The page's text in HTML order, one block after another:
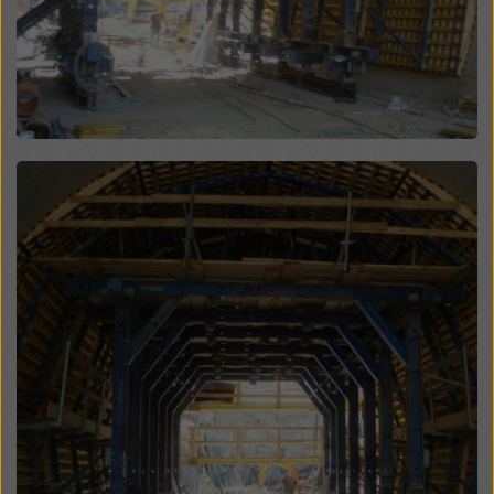
Open
modificando le vostreimpostazioni dei cookie
cliccando su impostazioni dei cookie in fondo a questo
sito web e utilizzando le caselle di controllo
corrispondenti. Potete revocare il vostro consenso in
qualsiasi momento, con effetto futuro e senza
indicarne il motivo, cliccando su
impostazioni cookie
Potete trovare ulteriori informazioni sui nostri cookie
nella nostra informativa sulla privacy. Vi offriamo
inoltre la possibilità di selezionare i vostri cookie
(impostazioni avanzate dei cookie).